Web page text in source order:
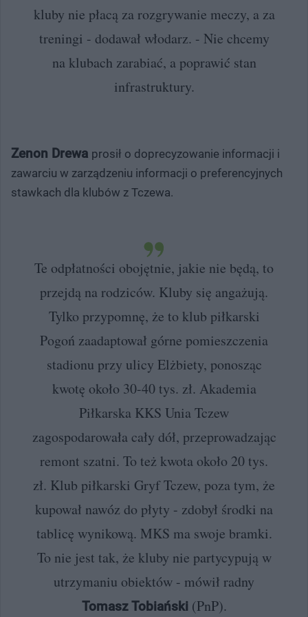
kluby nie płacą za rozgrywanie meczy, a za
treningi - dodawał włodarz. - Nie chcemy
na klubach zarabiać, a poprawić stan
infrastruktury.
Zenon Drewa prosił o doprecyzowanie informacji i
zawarciu w zarządzeniu informacji o preferencyjnych
stawkach dla klubów z Tczewa.
Te odpłatności obojętnie, jakie nie będą, to
przejdą na rodziców. Kluby się angażują.
Tylko przypomnę, że to klub piłkarski
Pogoń zaadaptował górne pomieszczenia
stadionu przy ulicy Elżbiety, ponosząc
kwotę około 30-40 tys. zł. Akademia
Piłkarska KKS Unia Tczew
zagospodarowała cały dół, przeprowadzając
remont szatni. To też kwota około 20 tys.
zł. Klub piłkarski Gryf Tczew, poza tym, że
kupował nawóz do płyty - zdobył środki na
tablicę wynikową. MKS ma swoje bramki.
To nie jest tak, że kluby nie partycypują w
utrzymaniu obiektów - mówił radny
Tomasz Tobiański (PnP).